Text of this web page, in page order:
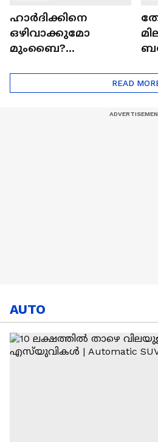
ഹാർദിക്കിനെ
ഒഴിവാക്കുമോ
മുംബൈ?
Hardik Pandya | CSK |
READ
AUTO